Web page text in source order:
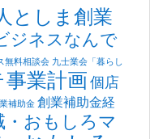
としま創業
ジネスなんで
無料相談会 九士業会「暮らし
事業計画個店
補助金 創業補助金経
・おもしろマ